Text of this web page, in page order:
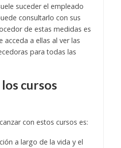
suceder el empleado
consultarlo con sus
de estas medidas es
a ellas al ver las
para todas las
cursos
con estos cursos es:
a largo de la vida y el